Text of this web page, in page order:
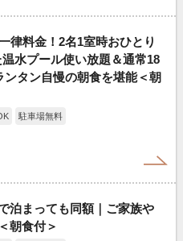
律料金！2名1室時おひとり
水プール使い放題＆通常18
タン自慢の朝食を堪能＜朝
駐車場無料
泊まっても同額｜ご家族や
朝食付＞